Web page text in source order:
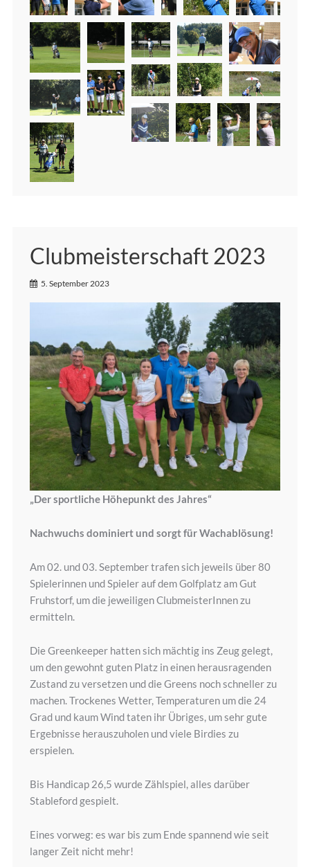
Clubmeisterschaft 2023
5. September 2023
„Der sportliche Höhepunkt des Jahres“
Nachwuchs dominiert und sorgt für Wachablösung!
Am 02. und 03. September trafen sich jeweils über 80
Spielerinnen und Spieler auf dem Golfplatz am Gut
Fruhstorf, um die jeweiligen ClubmeisterInnen zu
ermitteln.
Die Greenkeeper hatten sich mächtig ins Zeug gelegt,
um den gewohnt guten Platz in einen herausragenden
Zustand zu versetzen und die Greens noch schneller zu
machen. Trockenes Wetter, Temperaturen um die 24
Grad und kaum Wind taten ihr Übriges, um sehr gute
Ergebnisse herauszuholen und viele Birdies zu
erspielen.
Bis Handicap 26,5 wurde Zählspiel, alles darüber
Stableford gespielt.
Eines vorweg: es war bis zum Ende spannend wie seit
langer Zeit nicht mehr!